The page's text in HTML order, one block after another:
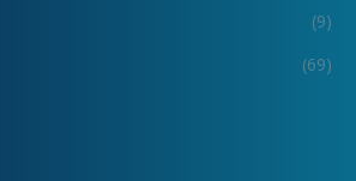
(9)
(69)